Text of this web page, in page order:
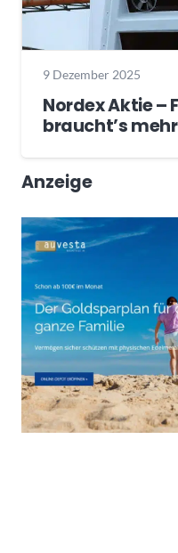
9 Dezember 2025
Nordex Aktie –
braucht’s
Anzeige